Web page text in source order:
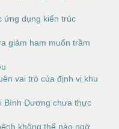
ứng dụng kiến trúc
giảm ham muốn trầm
vai trò của định vị khu
Bình Dương chưa thực
không thể nào ngờ